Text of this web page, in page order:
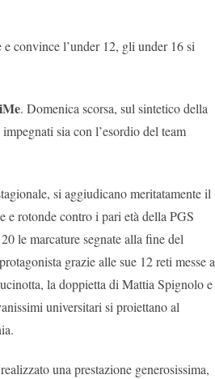
e convince l’under 12, gli under 16 si
. Domenica scorsa, sul sintetico della
sia con l’esordio del team
si aggiudicano meritatamente il
e rotonde contro i pari età della PGS
le marcature segnate alla fine del
grazie alle sue 12 reti messe a
la doppietta di Mattia Spignolo e
universitari si proiettano al
una prestazione generosissima,